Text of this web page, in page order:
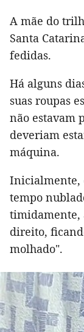
A mãe do
Santa
fedidas.
Há alguns
suas roupas
não estavam
deveriam
máquina.
Inicialmente,
tempo
timidamente,
direito,
molhado".